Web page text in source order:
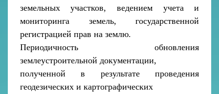
земельных участков, ведением учета и
мониторинга земель, государственной
регистрацией прав на землю.
Периодичность обновления
землеустроительной документации,
полученной в результате проведения
геодезических и картографических